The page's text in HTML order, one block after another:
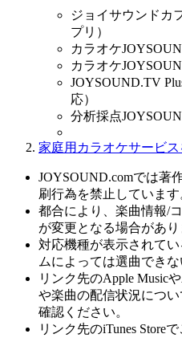
ジョイサウンドカ
プリ）
カラオケ
カラオケ
JOYSOUND.TV
応）
分析採点
家庭用カラオケサービス
JOYSOUND.comでは著
刷行為を禁止しています
都合により、楽曲情報/
が変更となる場合があり
対応機種が表示されて
ムによっては選曲できな
リンク先のApple Music
や楽曲の配信状況につ
確認ください。
リンク先のiTunes Store